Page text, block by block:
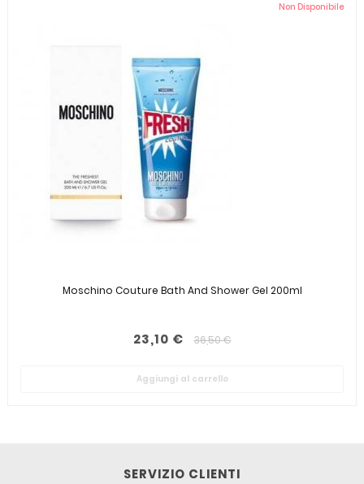
Non Disponibile
Moschino Couture Bath And Shower Gel 200ml
23,10 € 36,50 €
Aggiungi al carrello
SERVIZIO CLIENTI